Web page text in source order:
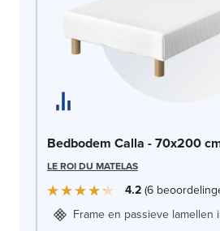
Bedbodem Calla - 70x200
LE ROI DU MATELAS
4.2 6
Frame en passieve